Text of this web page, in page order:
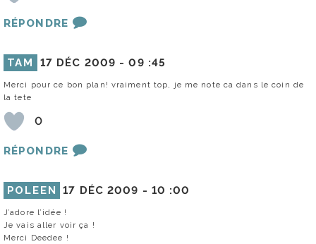
RÉPONDRE
TAM 17 DÉC 2009 -09 :45
Merci pour ce bon plan! vraiment top, je me note ca dans le coin de
la tete
0
RÉPONDRE
POLEEN 17 DÉC 2009 - 10 :00
J’adore l’idée !
Je vais aller voir ça !
Merci Deedee !